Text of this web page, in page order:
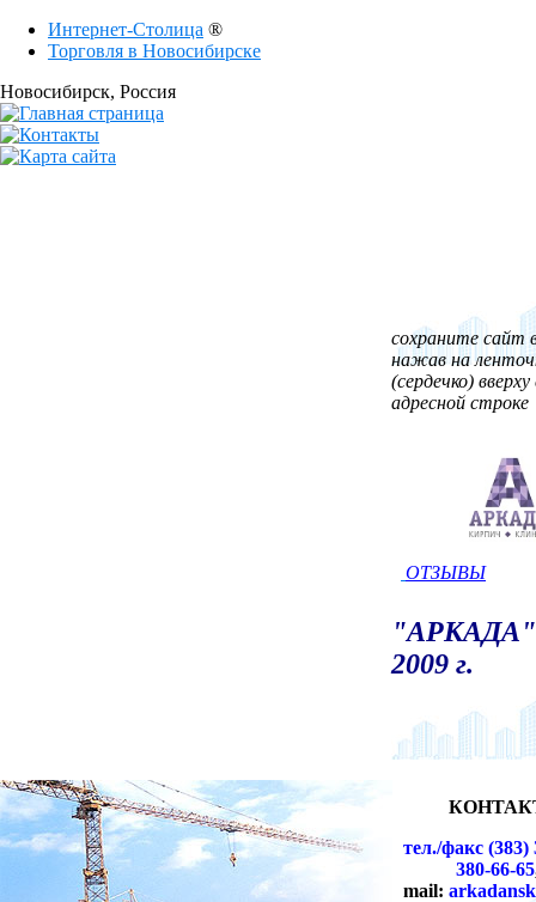
Интернет-Столица ®
Торговля в Новосибирске
Новосибирск, Россия
сохраните сайт
нажав на
(сердечко)
адресной строке
ОТЗЫВЫ
2009 г.
тел./факс (383)
380-66-65
mail: